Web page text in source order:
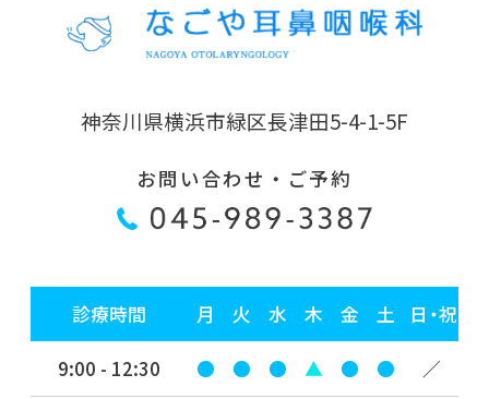
2022年のブログ
ただ平和のためだけに
2022年06月06日
そこに AI はあるんか？
2022年05月23日
FIRE！
2022年03月03日
神奈川県横浜市緑区長津田5-4-1-5F
お問い合わせ・ご予約
診療時間 月 火 水 木 金 土 日・祝
9:00 - 12:30 ● ● ● ▲ ● ● ／